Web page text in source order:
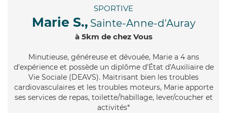
SPORTIVE
Marie S., Sainte-Anne-d'Auray
à 5km de chez Vous
Minutieuse, généreuse et dévouée, Marie a 4 ans
d'expérience et possède un diplôme d'État d'Auxiliaire de
Vie Sociale (DEAVS). Maitrisant bien les troubles
cardiovasculaires et les troubles moteurs, Marie apporte
ses services de repas, toilette/habillage, lever/coucher et
activités*